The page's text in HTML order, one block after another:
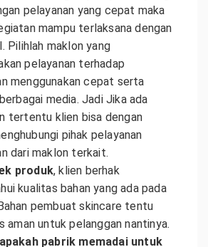
pelayanan yang cepat maka
mampu terlaksana dengan
Pilihlah maklon yang
pelayanan terhadap
menggunakan cepat serta
media. Jadi Jika ada
tertentu klien bisa dengan
pihak pelayanan
dari maklon terkait.
produk, klien berhak
kualitas bahan yang ada pada
pembuat skincare tentu
aman untuk pelanggan nantinya.
pabrik memadai untuk